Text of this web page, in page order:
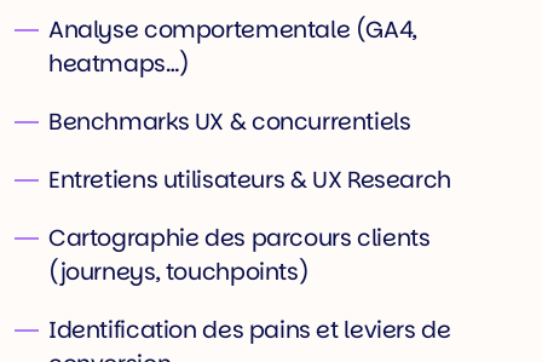
Analyse comportementale (GA4,
heatmaps…)
Benchmarks UX & concurrentiels
Entretiens utilisateurs & UX Research
Cartographie des parcours clients
(journeys, touchpoints)
Identification des pains et leviers de